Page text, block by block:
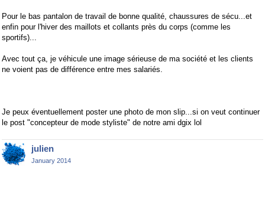
Pour le bas pantalon de travail de bonne qualité, chaussures de sécu...et
enfin pour l'hiver des maillots et collants près du corps (comme les
sportifs)...
Avec tout ça, je véhicule une image sérieuse de ma société et les clients
ne voient pas de différence entre mes salariés.
Je peux éventuellement poster une photo de mon slip...si on veut continuer
le post "concepteur de mode styliste" de notre ami dgix lol
julien
January 2014